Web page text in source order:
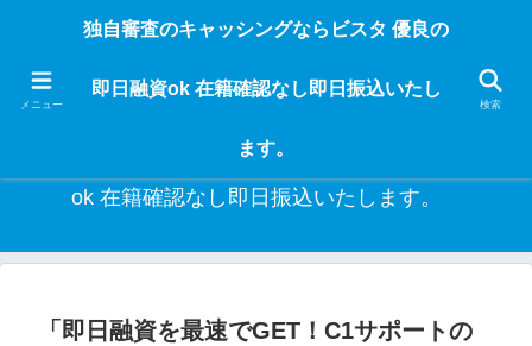
独自審査のフリーローンならビスタなら24時間365日 在籍確認なしで借りれる
な入用があっても安心！融資率97％！仕事をしている人ならブラックでも給料
日返済の１ヶ月融資で借りられるから安心！
独自審査のキャッシングならビスタ 優良の即日融資
ok 在籍確認なし即日振込いたします。
「即日融資を最速でGET！C1サポートの
メニュー
独自審査のキャッシングならビスタ 優良の
即日融資ok 在籍確認なし即日振込いたし
ます。
検索